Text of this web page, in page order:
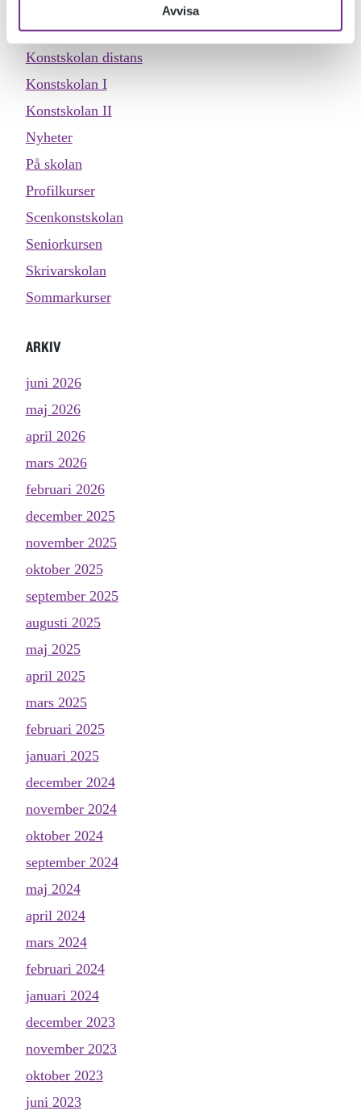
Avvisa
Köket
Konstskolan distans
Konstskolan I
Konstskolan II
Nyheter
På skolan
Profilkurser
Scenkonstskolan
Seniorkursen
Skrivarskolan
Sommarkurser
ARKIV
juni 2026
maj 2026
april 2026
mars 2026
februari 2026
december 2025
november 2025
oktober 2025
september 2025
augusti 2025
maj 2025
april 2025
mars 2025
februari 2025
januari 2025
december 2024
november 2024
oktober 2024
september 2024
maj 2024
april 2024
mars 2024
februari 2024
januari 2024
december 2023
november 2023
oktober 2023
juni 2023